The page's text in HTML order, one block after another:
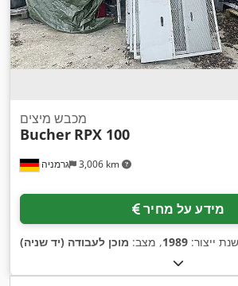
גרמניה 3,006 km
מכבש מיצים
Bucher RPX 100
מידע על מחיר
שנת ייצור: 1989, מצב: מוכן לעבודה (יד שניה)